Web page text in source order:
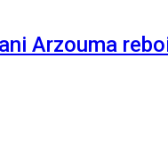
Arzouma